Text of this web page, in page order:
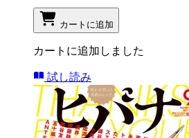
カートに追加
カートに追加しました
試し読み